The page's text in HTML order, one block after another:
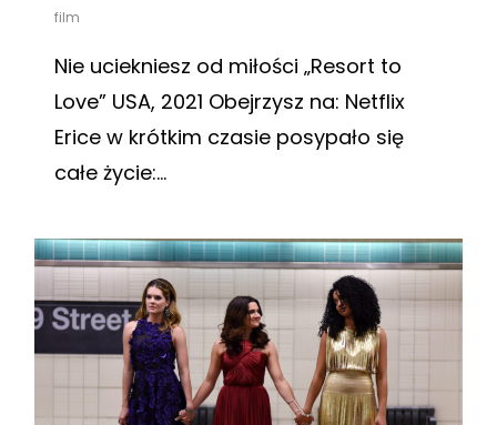
film
Nie uciekniesz od miłości „Resort to
Love” USA, 2021 Obejrzysz na: Netflix
Erice w krótkim czasie posypało się
całe życie:…